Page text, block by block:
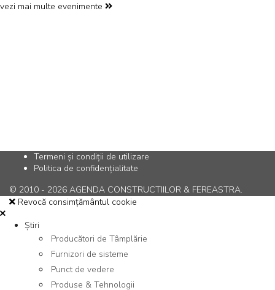
vezi mai multe evenimente
Termeni și condiții de utilizare
Politica de confidențialitate
© 2010 - 2026 AGENDA CONSTRUCTIILOR & FEREASTRA.
Revocă consimțământul cookie
Știri
Producători de Tâmplărie
Furnizori de sisteme
Punct de vedere
Produse & Tehnologii